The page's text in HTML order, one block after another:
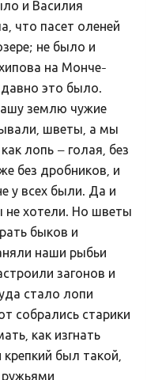
kaitseks
и Василия
что пасет оленей
не было и
на Монче-
давно это было.
землю чужие
шветы, а мы
лопь – голая, без
без дробников, и
у всех были. Да и
не хотели. Но шветы
быков и
наши рыбьи
загонов и
стало лопи
собрались старики
как изгнать
был такой,